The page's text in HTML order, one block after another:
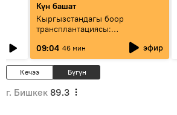
Күн башат
Кыргызстандагы боор
трансплантациясы:
жетишкендиктер жана өнүгүү
келечеги
09:04 46 мин эфир
Кечээ Бүгүн
г. Бишкек 89.3